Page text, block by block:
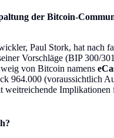
der Bitcoin-
Paul Stork, hat nach
Vorschläge (BIP 300/
von Bitcoin namens
964.000 (voraussichtlich
weitreichende